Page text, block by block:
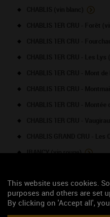
IRANCY (vin rouge)
NOUS CONTACTER
This website uses cookies.
purposes and others are set
By clicking on 'Accept all',